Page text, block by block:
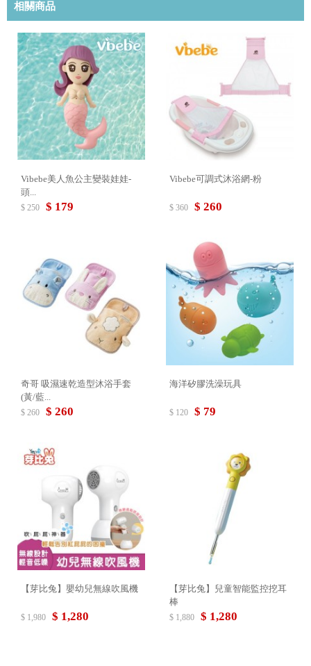
相關商品
Vibebe美人魚公主變裝娃娃-
頭...
$ 250 $ 179
Vibebe可調式沐浴網-粉
$ 360 $ 260
奇哥 吸濕速乾造型沐浴手套
(黃/藍...
$ 260 $ 260
海洋矽膠洗澡玩具
$ 120 $ 79
【芽比兔】嬰幼兒無線吹風機
$ 1,980 $ 1,280
【芽比兔】兒童智能監控挖耳
棒
$ 1,880 $ 1,280